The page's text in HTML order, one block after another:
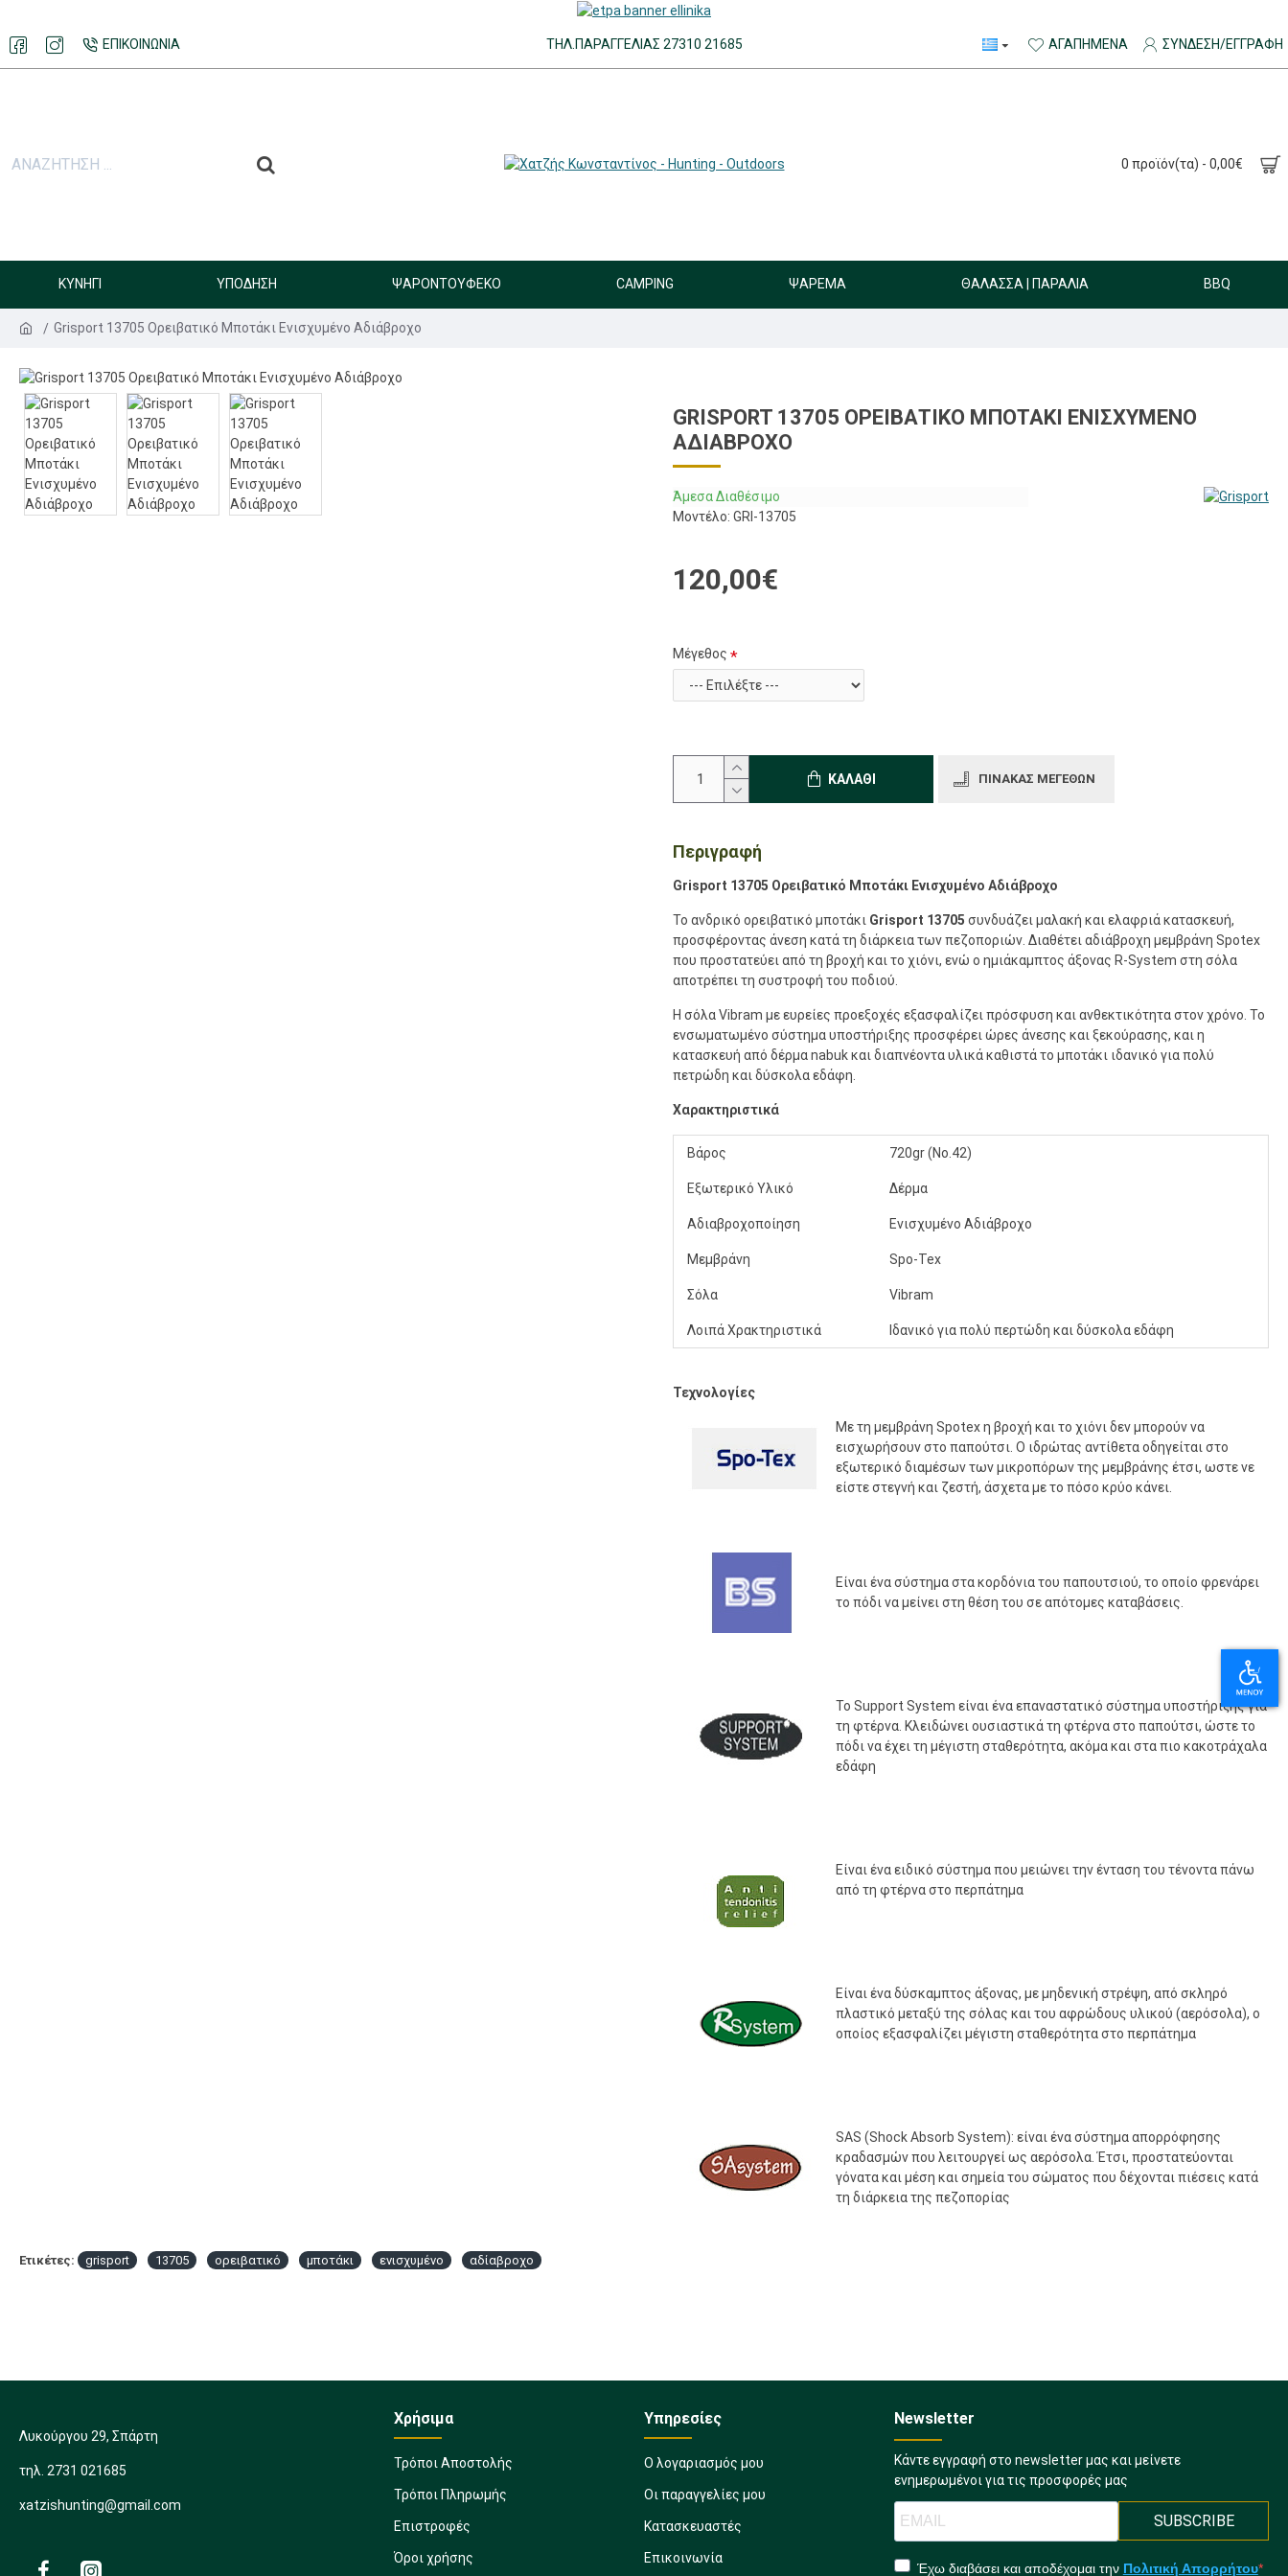
ΕΠΙΚΟΙΝΩΝΊΑ ΤΗΛ.ΠΑΡΑΓΓΕΛΊΑΣ 27310 21685 ΑΓΑΠΗΜΈΝΑ ΣΎΝΔΕΣΗ/ΕΓΓΡΑΦΉ
0 προϊόν(τα) - 0,00€
ΚΥΝΉΓΙ ΥΠΌΔΗΣΗ ΨΑΡΟΝΤΟΎΦΕΚΟ CAMPING ΨΆΡΕΜΑ ΘΆΛΑΣΣΑ | ΠΑΡΑΛΊΑ BBQ
Grisport 13705 Ορειβατικό Μποτάκι Ενισχυμένο Αδιάβροχο
GRISPORT 13705 ΟΡΕΙΒΑΤΙΚΌ ΜΠΟΤΆΚΙ ΕΝΙΣΧΥΜΈΝΟ
ΑΔΙΆΒΡΟΧΟ
Άμεσα Διαθέσιμο
Μοντέλο: GRI-13705
120,00€
Μέγεθος
ΚΑΛΆΘΙ ΠΊΝΑΚΑΣ ΜΕΓΕΘΏΝ
Περιγραφή
Grisport 13705 Ορειβατικό Μποτάκι Ενισχυμένο Αδιάβροχο
Το ανδρικό ορειβατικό μποτάκι Grisport 13705 συνδυάζει μαλακή και ελαφριά κατασκευή,
προσφέροντας άνεση κατά τη διάρκεια των πεζοποριών. Διαθέτει αδιάβροχη μεμβράνη Spotex
που προστατεύει από τη βροχή και το χιόνι, ενώ ο ημιάκαμπτος άξονας R-System στη σόλα
αποτρέπει τη συστροφή του ποδιού.
Η σόλα Vibram με ευρείες προεξοχές εξασφαλίζει πρόσφυση και ανθεκτικότητα στον χρόνο. Το
ενσωματωμένο σύστημα υποστήριξης προσφέρει ώρες άνεσης και ξεκούρασης, και η
κατασκευή από δέρμα nabuk και διαπνέοντα υλικά καθιστά το μποτάκι ιδανικό για πολύ
πετρώδη και δύσκολα εδάφη.
Χαρακτηριστικά
Βάρος 720gr (No.42)
Εξωτερικό Υλικό Δέρμα
Αδιαβροχοποίηση Ενισχυμένο Αδιάβροχο
Μεμβράνη Spo-Tex
Σόλα Vibram
Λοιπά Χρακτηριστικά Ιδανικό για πολύ περτώδη και δύσκολα εδάφη
Τεχνολογίες
Με τη μεμβράνη Spotex η βροχή και το χιόνι δεν μπορούν να
εισχωρήσουν στο παπούτσι. Ο ιδρώτας αντίθετα οδηγείται στο
εξωτερικό διαμέσων των μικροπόρων της μεμβράνης έτσι, ωστε νε
είστε στεγνή και ζεστή, άσχετα με το πόσο κρύο κάνει.
Είναι ένα σύστημα στα κορδόνια του παπουτσιού, το οποίο φρενάρει
το πόδι να μείνει στη θέση του σε απότομες καταβάσεις.
Το Support System είναι ένα επαναστατικό σύστημα υποστήριξης για
τη φτέρνα. Κλειδώνει ουσιαστικά τη φτέρνα στο παπούτσι, ώστε το
πόδι να έχει τη μέγιστη σταθερότητα, ακόμα και στα πιο κακοτράχαλα
εδάφη
Είναι ένα ειδικό σύστημα που μειώνει την ένταση του τένοντα πάνω
από τη φτέρνα στο περπάτημα
Είναι ένα δύσκαμπτος άξονας, με μηδενική στρέψη, από σκληρό
πλαστικό μεταξύ της σόλας και του αφρώδους υλικού (αερόσολα), ο
οποίος εξασφαλίζει μέγιστη σταθερότητα στο περπάτημα
SAS (Shock Absorb System): είναι ένα σύστημα απορρόφησης
κραδασμών που λειτουργεί ως αερόσολα. Έτσι, προστατεύονται
γόνατα και μέση και σημεία του σώματος που δέχονται πιέσεις κατά
τη διάρκεια της πεζοπορίας
Ετικέτες: grisport 13705 ορειβατικό μποτάκι ενισχυμένο αδίαβροχο
Λυκούργου 29, Σπάρτη
τηλ. 2731 021685
xatzishunting@gmail.com
Χρήσιμα
Τρόποι Αποστολής
Τρόποι Πληρωμής
Επιστροφές
Όροι χρήσης
Υπηρεσίες
Ο λογαριασμός μου
Οι παραγγελίες μου
Κατασκευαστές
Επικοινωνία
Newsletter
Κάντε εγγραφή στο newsletter μας και μείνετε
ενημερωμένοι για τις προσφορές μας
SUBSCRIBE
Έχω διαβάσει και αποδέχομαι την Πολιτική Απορρήτου